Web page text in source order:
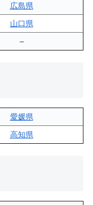
広島県
山口県
–
愛媛県
高知県